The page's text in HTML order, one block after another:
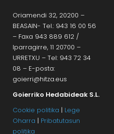
Oriamendi 32, 20200 –
BEASAIN- Tel.: 943 16 00 56
– Faxa 943 889 612 /
Iparragirre, 11 20700 –
URRETXU – Tel: 943 72 34
08 – E-posta:
goierri@hitza.eus
Goierriko Hedabideak S.L.
Cookie politika | Lege
Oharra | Pribatutasun
politika